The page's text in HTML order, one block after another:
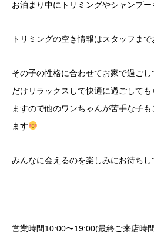
お泊まり中にトリミングやシャンプー
トリミングの空き情報はスタッフま
その子の性格に合わせてお家で過ご
だけリラックスして快適に過ごして
ますので他のワンちゃんが苦手な子
ます
みんなに会えるのを楽しみにお待ちし
営業時間10:00〜19:00(最終ご来店時